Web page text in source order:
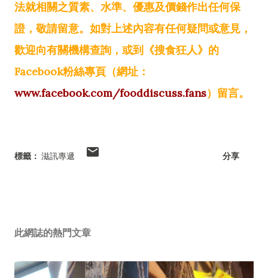
法就相關之質素、水準、優惠及價錢作出任何保
證，敬請留意。如對上述內容有任何疑問或意見，
歡迎向有關機構查詢，或到《搜食狂人》的
Facebook粉絲專頁（網址：
www.facebook.com/fooddiscuss.fans）留言。
標籤： 滋訊專遞 分享
此網誌的熱門文章